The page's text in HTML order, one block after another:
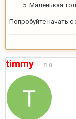
Маленькая
Попробуйте начать
timmy 0